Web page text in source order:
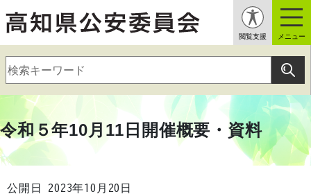
閲覧支援 メニュー
令和５年10月11日開催概要・資料
公開日 2023年10月20日